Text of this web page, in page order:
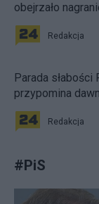
obejrzało
Redakcja
Parada słabości
przypomina
Redakcja
#PiS